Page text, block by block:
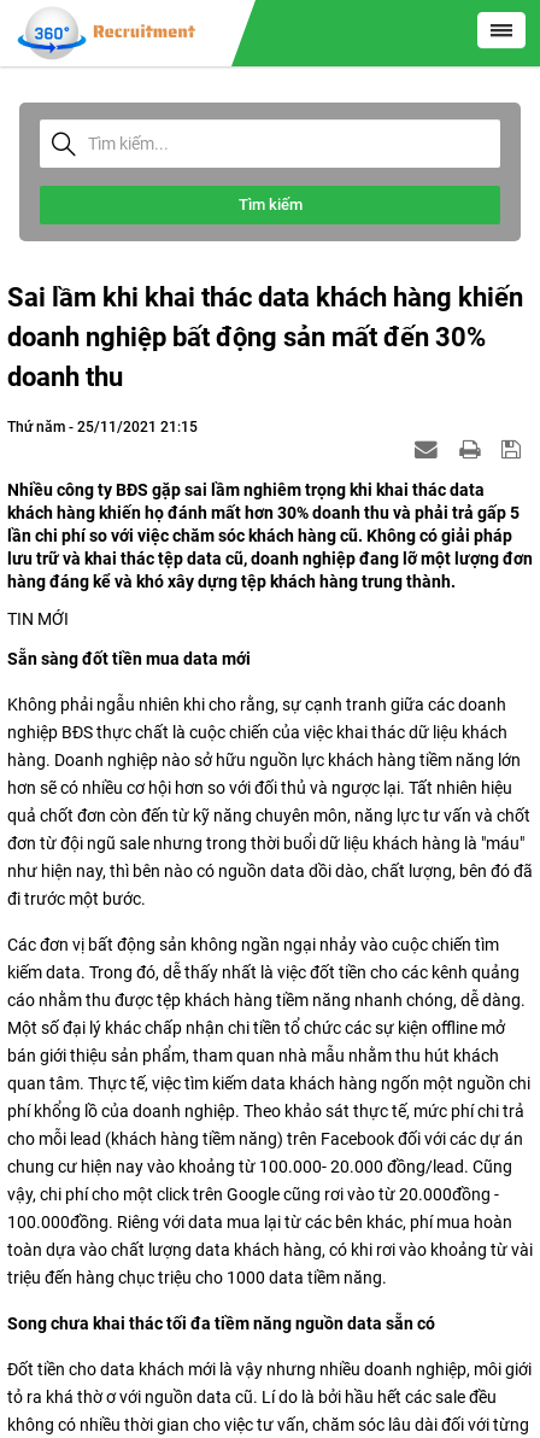
Tìm kiếm
Sai lầm khi khai thác data khách hàng khiến
doanh nghiệp bất động sản mất đến 30%
doanh thu
Thứ năm - 25/11/2021 21:15
Nhiều công ty BĐS gặp sai lầm nghiêm trọng khi khai thác data
khách hàng khiến họ đánh mất hơn 30% doanh thu và phải trả gấp 5
lần chi phí so với việc chăm sóc khách hàng cũ. Không có giải pháp
lưu trữ và khai thác tệp data cũ, doanh nghiệp đang lỡ một lượng đơn
hàng đáng kể và khó xây dựng tệp khách hàng trung thành.
TIN MỚI
Sẵn sàng đốt tiền mua data mới
Không phải ngẫu nhiên khi cho rằng, sự cạnh tranh giữa các doanh
nghiệp BĐS thực chất là cuộc chiến của việc khai thác dữ liệu khách
hàng. Doanh nghiệp nào sở hữu nguồn lực khách hàng tiềm năng lớn
hơn sẽ có nhiều cơ hội hơn so với đối thủ và ngược lại. Tất nhiên hiệu
quả chốt đơn còn đến từ kỹ năng chuyên môn, năng lực tư vấn và chốt
đơn từ đội ngũ sale nhưng trong thời buổi dữ liệu khách hàng là "máu"
như hiện nay, thì bên nào có nguồn data dồi dào, chất lượng, bên đó đã
đi trước một bước.
Các đơn vị bất động sản không ngần ngại nhảy vào cuộc chiến tìm
kiếm data. Trong đó, dễ thấy nhất là việc đốt tiền cho các kênh quảng
cáo nhằm thu được tệp khách hàng tiềm năng nhanh chóng, dễ dàng.
Một số đại lý khác chấp nhận chi tiền tổ chức các sự kiện offline mở
bán giới thiệu sản phẩm, tham quan nhà mẫu nhằm thu hút khách
quan tâm. Thực tế, việc tìm kiếm data khách hàng ngốn một nguồn chi
phí khổng lồ của doanh nghiệp. Theo khảo sát thực tế, mức phí chi trả
cho mỗi lead (khách hàng tiềm năng) trên Facebook đối với các dự án
chung cư hiện nay vào khoảng từ 100.000- 20.000 đồng/lead. Cũng
vậy, chi phí cho một click trên Google cũng rơi vào từ 20.000đồng -
100.000đồng. Riêng với data mua lại từ các bên khác, phí mua hoàn
toàn dựa vào chất lượng data khách hàng, có khi rơi vào khoảng từ vài
triệu đến hàng chục triệu cho 1000 data tiềm năng.
Song chưa khai thác tối đa tiềm năng nguồn data sẵn có
Đốt tiền cho data khách mới là vậy nhưng nhiều doanh nghiệp, môi giới
tỏ ra khá thờ ơ với nguồn data cũ. Lí do là bởi hầu hết các sale đều
không có nhiều thời gian cho việc tư vấn, chăm sóc lâu dài đối với từng